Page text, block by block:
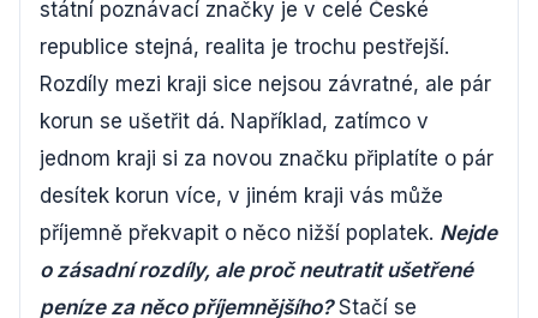
státní poznávací značky je v celé České
republice stejná, realita je trochu pestřejší.
Rozdíly mezi kraji sice nejsou závratné, ale pár
korun se ušetřit dá. Například, zatímco v
jednom kraji si za novou značku připlatíte o pár
desítek korun více, v jiném kraji vás může
příjemně překvapit o něco nižší poplatek. Nejde
o zásadní rozdíly, ale proč neutratit ušetřené
peníze za něco příjemnějšího?Stačí se